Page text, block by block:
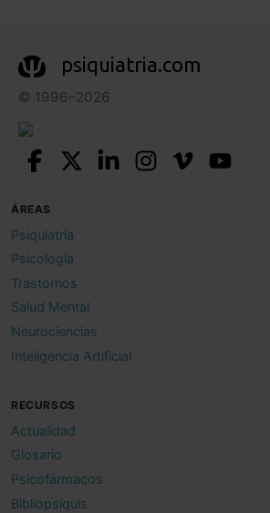
psiquiatria.com
© 1996–2026
ÁREAS
Psiquiatría
Psicología
Trastornos
Salud Mental
Neurociencias
Inteligencia Artificial
RECURSOS
Actualidad
Glosario
Psicofármacos
Bibliopsiquis